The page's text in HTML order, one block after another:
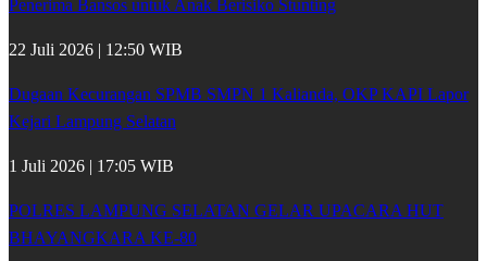
Penerima Bansos untuk Anak Berisiko Stunting
22 Juli 2026 | 12:50 WIB
Dugaan Kecurangan SPMB SMPN 1 Kalianda, OKP KAPI Lapor
Kejari Lampung Selatan
1 Juli 2026 | 17:05 WIB
POLRES LAMPUNG SELATAN GELAR UPACARA HUT
BHAYANGKARA KE-80